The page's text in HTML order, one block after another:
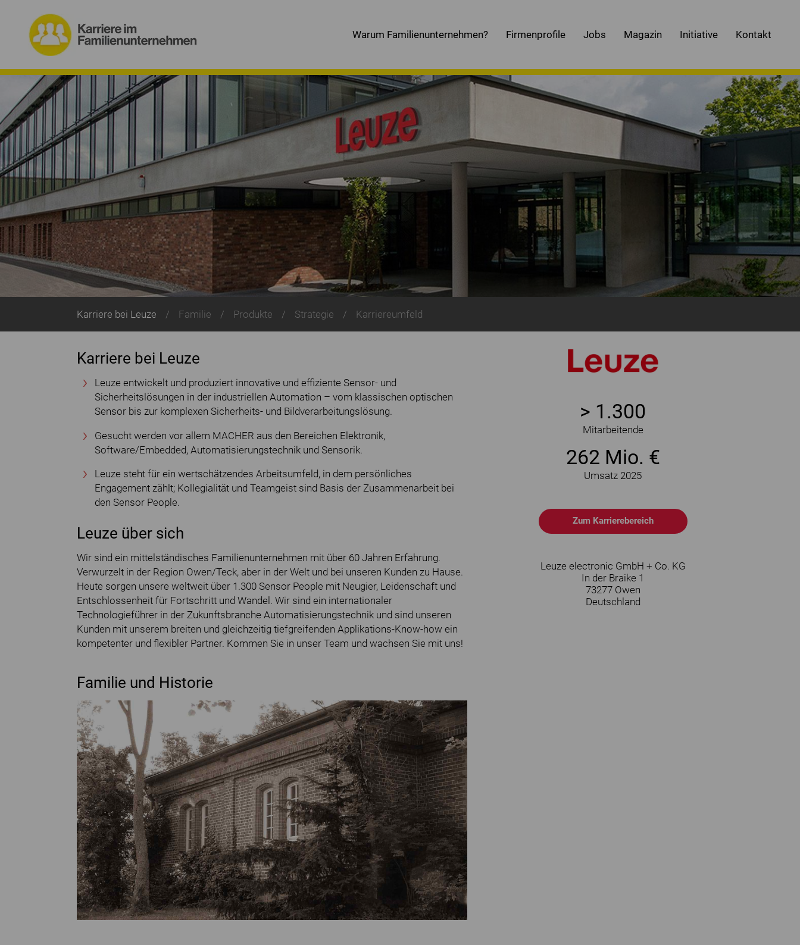
Warum Familienunternehmen? Firmenprofile Jobs Magazin Initiative Kontakt
Karriere bei Leuze Familie Produkte Strategie Karriereumfeld
Karriere bei Leuze
Leuze entwickelt und produziert innovative und effiziente Sensor- und
Sicherheitslösungen in der industriellen Automation – vom klassischen optischen
Sensor bis zur komplexen Sicherheits- und Bildverarbeitungslösung.
Gesucht werden vor allem MACHER aus den Bereichen Elektronik,
Software/Embedded, Automatisierungstechnik und Sensorik.
Leuze steht für ein wertschätzendes Arbeitsumfeld, in dem persönliches
Engagement zählt; Kollegialität und Teamgeist sind Basis der Zusammenarbeit bei
den Sensor People.
Leuze über sich
Wir sind ein mittelständisches Familienunternehmen mit über 60 Jahren Erfahrung.
Verwurzelt in der Region Owen/Teck, aber in der Welt und bei unseren Kunden zu Hause.
Heute sorgen unsere weltweit über 1.300 Sensor People mit Neugier, Leidenschaft und
Entschlossenheit für Fortschritt und Wandel. Wir sind ein internationaler
Technologieführer in der Zukunftsbranche Automatisierungstechnik und sind unseren
Kunden mit unserem breiten und gleichzeitig tiefgreifenden Applikations-Know-how ein
kompetenter und flexibler Partner. Kommen Sie in unser Team und wachsen Sie mit uns!
Familie und Historie
> 1.300
Mitarbeitende
262 Mio. €
Umsatz 2025
Zum Karrierebereich
Leuze electronic GmbH + Co. KG
In der Braike 1
73277 Owen
Deutschland